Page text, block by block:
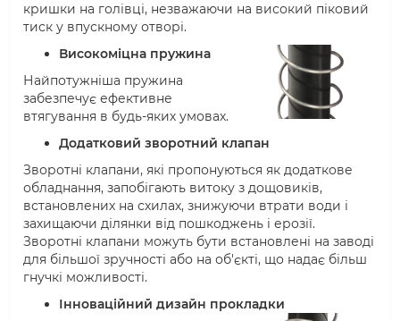
кришки на голівці, незважаючи на високий піковий
тиск у впускному отворі.
Високоміцна пружина
Найпотужніша пружина
забезпечує ефективне
втягування в будь-яких умовах.
Додатковий зворотний клапан
Зворотні клапани, які пропонуються як додаткове
обладнання, запобігають витоку з дощовиків,
встановлених на схилах, знижуючи втрати води і
захищаючи ділянки від пошкоджень і ерозії.
Зворотні клапани можуть бути встановлені на заводі
для більшої зручності або на об'єкті, що надає більш
гнучкі можливості.
Інноваційний дизайн прокладки